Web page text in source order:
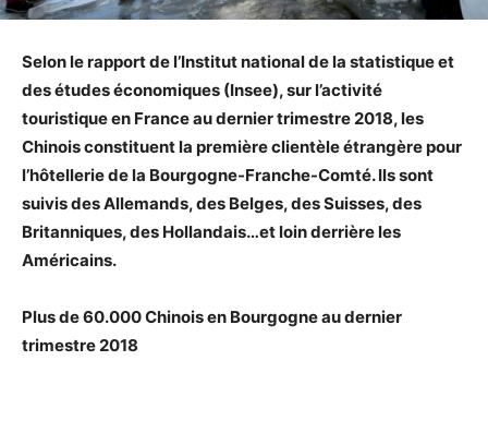
Selon le rapport de l’Institut national de la statistique et
des études économiques (Insee), sur l’activité
touristique en France au dernier trimestre 2018, les
Chinois constituent la première clientèle étrangère pour
l’hôtellerie de la Bourgogne-Franche-Comté. Ils sont
suivis des Allemands, des Belges, des Suisses, des
Britanniques, des Hollandais…et loin derrière les
Américains.
Plus de 60.000 Chinois en Bourgogne au dernier
trimestre 2018